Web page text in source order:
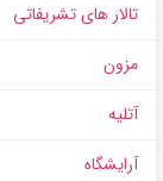
تالار های تشریفاتی
مزون
آتلیه
آرایشگاه